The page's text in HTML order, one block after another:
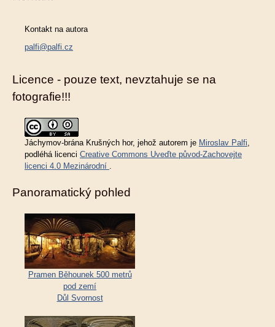
Kontakt na autora
palfi@palfi.cz
Licence - pouze text, nevztahuje se na
fotografie!!!
Jáchymov-brána Krušných hor, jehož autorem je Miroslav Palfi,
podléhá licenci Creative Commons Uveďte původ-Zachovejte
licenci 4.0 Mezinárodní .
Panoramatický pohled
Pramen Běhounek 500 metrů
pod zemí
Důl Svornost